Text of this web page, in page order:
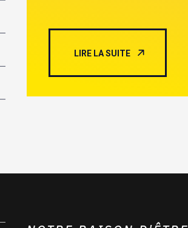
LIRE LA SUITE